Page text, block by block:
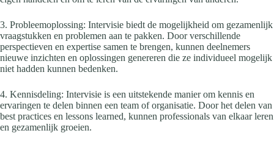
3. Probleemoplossing: Intervisie biedt de mogelijkheid om gezamenlijk
vraagstukken en problemen aan te pakken. Door verschillende
perspectieven en expertise samen te brengen, kunnen deelnemers
nieuwe inzichten en oplossingen genereren die ze individueel mogelijk
niet hadden kunnen bedenken.
4. Kennisdeling: Intervisie is een uitstekende manier om kennis en
ervaringen te delen binnen een team of organisatie. Door het delen van
best practices en lessons learned, kunnen professionals van elkaar leren
en gezamenlijk groeien.